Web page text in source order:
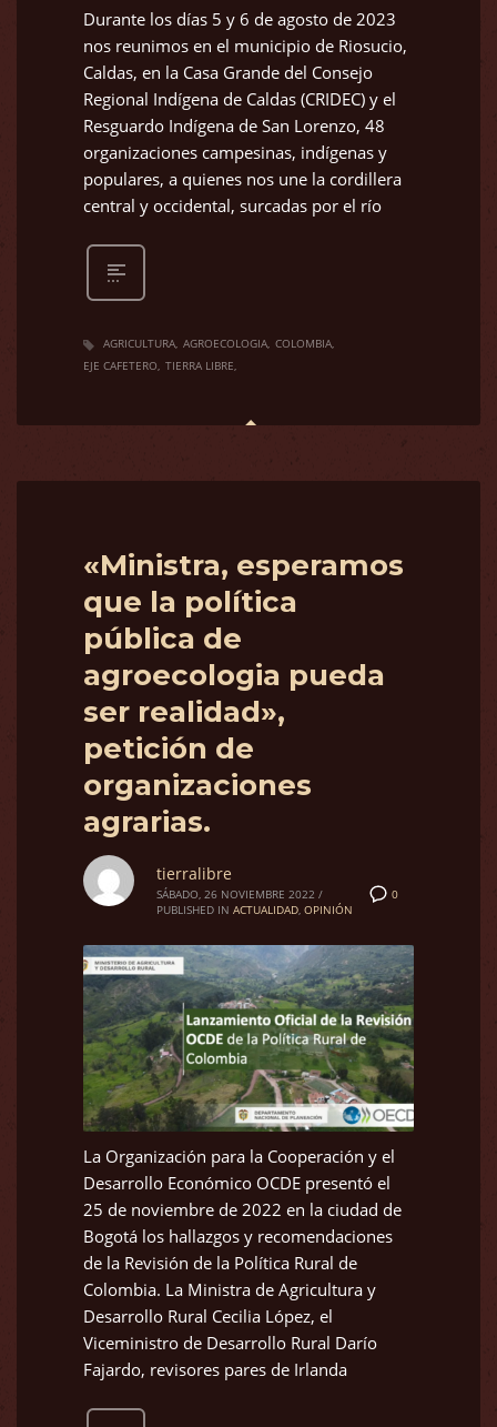
Durante los días 5 y 6 de agosto de 2023
nos reunimos en el municipio de Riosucio,
Caldas, en la Casa Grande del Consejo
Regional Indígena de Caldas (CRIDEC) y el
Resguardo Indígena de San Lorenzo, 48
organizaciones campesinas, indígenas y
populares, a quienes nos une la cordillera
central y occidental, surcadas por el río
AGRICULTURA AGROECOLOGIA COLOMBIA
EJE CAFETERO TIERRA LIBRE
«Ministra, esperamos
que la política
pública de
agroecologia pueda
ser realidad»,
petición de
organizaciones
agrarias.
0
tierralibre
SÁBADO, 26 NOVIEMBRE 2022 /
PUBLISHED IN ACTUALIDAD OPINIÓN
La Organización para la Cooperación y el
Desarrollo Económico OCDE presentó el
25 de noviembre de 2022 en la ciudad de
Bogotá los hallazgos y recomendaciones
de la Revisión de la Política Rural de
Colombia. La Ministra de Agricultura y
Desarrollo Rural Cecilia López, el
Viceministro de Desarrollo Rural Darío
Fajardo, revisores pares de Irlanda